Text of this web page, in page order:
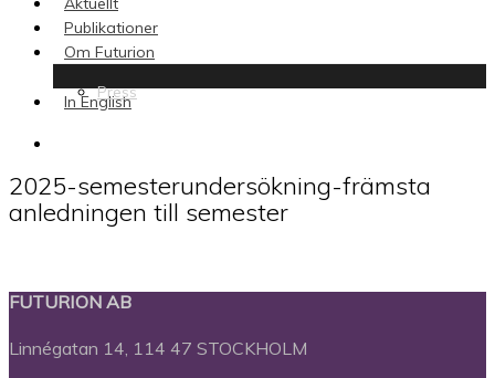
Publikationer
Om Futurion
Press
In English
2025-semesterundersökning-främsta
anledningen till semester
FUTURION AB
Linnégatan 14, 114 47 STOCKHOLM